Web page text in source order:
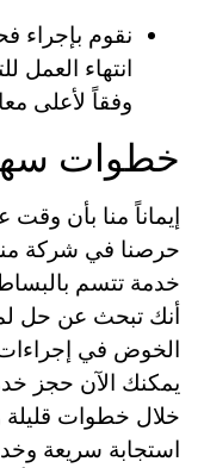
نقوم بإجراء
انتهاء العمل
وفقاً لأعلى
خطوات
إيماناً منا بأن
حرصنا في شركة
خدمة تتسم
أنك تبحث عن حل
الخوض في إجراءات
يمكنك الآن حجز
خلال خطوات
استجابة سريعة